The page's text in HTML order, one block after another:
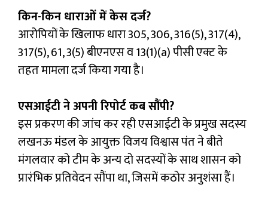
किन-किन धाराओं में केस दर्ज?
आरोपियों के खिलाफ धारा 305, 306, 316(5), 317(4),
317(5), 61, 3(5) बीएनएस व 13(1)(a) पीसी एक्ट के
तहत मामला दर्ज किया गया है।
एसआईटी ने अपनी रिपोर्ट कब सौंपी?
इस प्रकरण की जांच कर रही एसआईटी के प्रमुख सदस्य
लखनऊ मंडल के आयुक्त विजय विश्वास पंत ने बीते
मंगलवार को टीम के अन्य दो सदस्यों के साथ शासन को
प्रारंभिक प्रतिवेदन सौंपा था, जिसमें कठोर अनुशंसा हैं।